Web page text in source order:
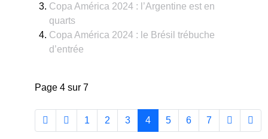
Copa América 2024 : l’Argentine est en
quarts
Copa América 2024 : le Brésil trébuche
d’entrée
Page 4 sur 7
1 2 3 4 5 6 7